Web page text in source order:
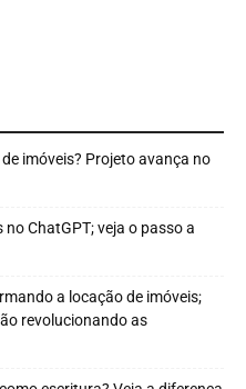
imóveis? Projeto avança no
ChatGPT; veja o passo a
a locação de imóveis;
revolucionando as